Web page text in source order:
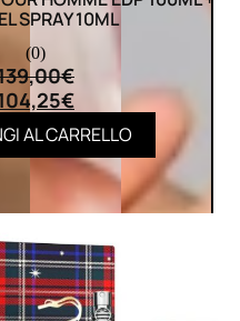
SPRAY 10ML
(0)
€
€
AL CARRELLO